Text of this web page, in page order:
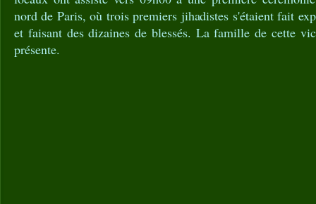
nord de Paris, où trois premiers jihadistes s'étaient fait
et faisant des dizaines de blessés. La famille de cette
présente.